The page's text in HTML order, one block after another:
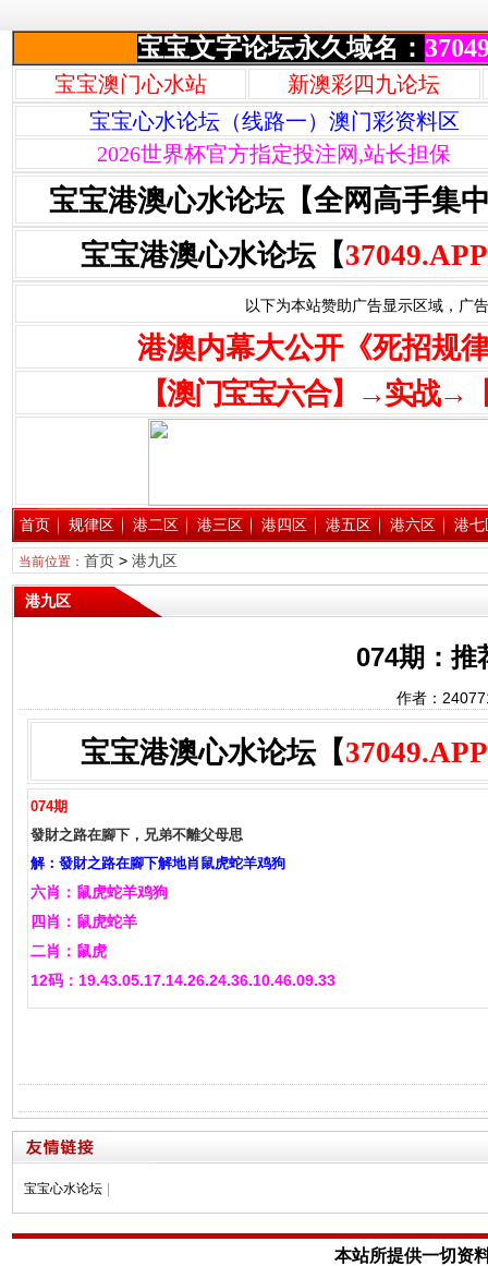
宝宝文字论坛永久域名：
宝宝澳门心水站
新澳彩四九论坛
宝宝心水论坛（线路一）澳门彩资料区
2026世界杯官方指定投注网,站长担保
宝宝港澳心水论坛【全网高手集
宝宝港澳心水论坛【37049.APP
以下为本站赞助广告显示区域，广
港澳内幕大公开《死招规
【澳门宝宝六合】→实战→
首页 规律区 港二区 港三区 港四区 港五区 港六区 港七
当前位置： 首页> 港九区
港九区
074期：
作者：
宝宝港澳心水论坛【37049.APP
074期
發財之路在腳下，兄弟不離父母思
解：發財之路在腳下解地肖鼠虎蛇羊鸡狗
六肖：鼠虎蛇羊鸡狗
四肖：鼠虎蛇羊
二肖：鼠虎
12码：19.43.05.17.14.26.24.36.10.46.09.33
宝宝心水论坛
本站所提供一切资